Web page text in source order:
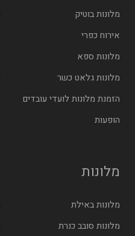
מלונות בוטיק
אירוח כפרי
מלונות ספא
מלונות גלאט כשר
הזמנת מלונות לועדי עובדים
הופעות
מלונות
מלונות באילת
מלונות סובב כנרת